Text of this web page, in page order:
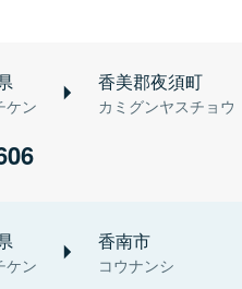
ケン
香美郡夜須町
カミグンヤスチョウ
ケン
香南市
コウナンシ